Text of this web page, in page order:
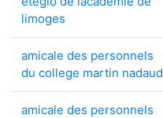
limoges
amicale des personnels
du college martin nadaud
amicale des personnels